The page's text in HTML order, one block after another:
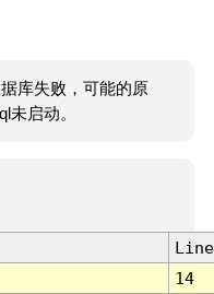
库失败，可能的原
未启动。
Line
14